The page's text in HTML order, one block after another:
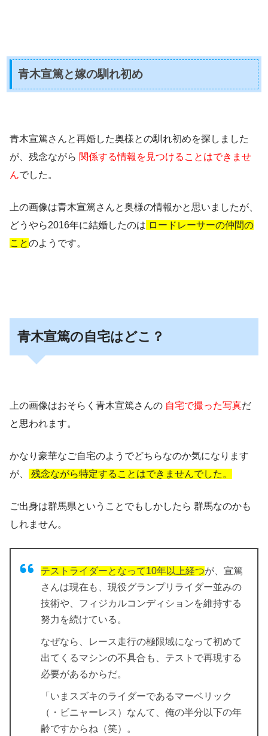
青木宣篤と嫁の馴れ初め
青木宣篤さんと再婚した奥様との馴れ初めを探しました
が、残念ながら 関係する情報を見つけることはできませ
んでした。
上の画像は青木宣篤さんと奥様の情報かと思いましたが、
どうやら2016年に結婚したのは ロードレーサーの仲間の
ことのようです。
青木宣篤の自宅はどこ？
上の画像はおそらく青木宣篤さんの 自宅で撮った写真だ
と思われます。
かなり豪華なご自宅のようでどちらなのか気になります
が、
残念ながら特定することはできませんでした。
ご出身は群馬県ということでもしかしたら 群馬なのかも
しれません。
テストライダーとなって10年以上経つが、宣篤
さんは現在も、現役グランプリライダー並みの
技術や、フィジカルコンディションを維持する
努力を続けている。
なぜなら、レース走行の極限域になって初めて
出てくるマシンの不具合も、テストで再現する
必要があるからだ。
「いまスズキのライダーであるマーベリック
（・ビニャーレス）なんて、俺の半分以下の年
齢ですからね（笑）。